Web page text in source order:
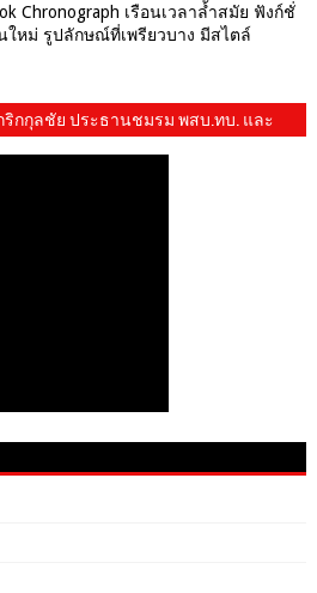
Chronograph เรือนเวลาล้ำสมัย ฟังก์ชั่
ใหม่ รูปลักษณ์ที่เพรียวบาง มีสไตล์
กกุลชัย ประธานชมรม พสบ.ทบ. และ​